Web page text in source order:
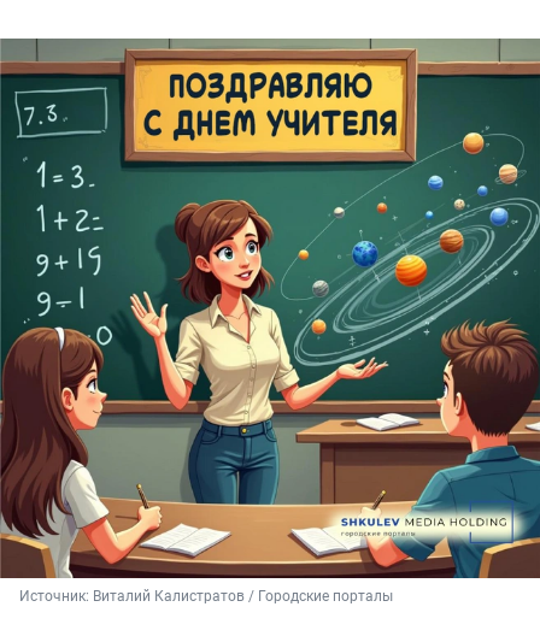
Источник: Виталий Калистратов / Городские порталы